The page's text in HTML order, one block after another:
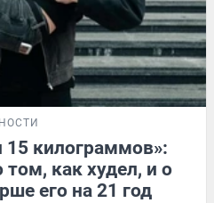
15 килограммов»:
как худел, и о
его на 21 год